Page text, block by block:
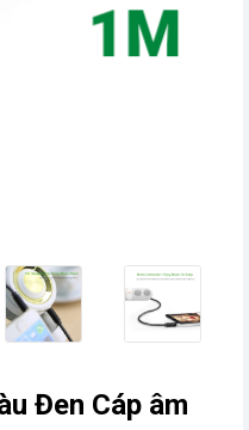
Đen Cáp âm